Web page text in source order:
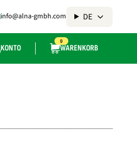
info@alna-gmbh.com DE
KONTO
0
WARENKORB